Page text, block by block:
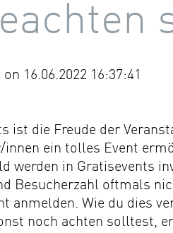
on 16.06.2022 16:37:41
ist die Freude der
innen ein tolles Event
werden in Gratisevents
Besucherzahl oftmals
anmelden. Wie du dies
noch achten solltest,